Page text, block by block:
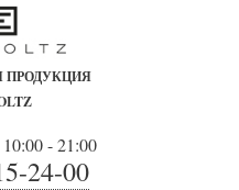
- 21:00
24-00